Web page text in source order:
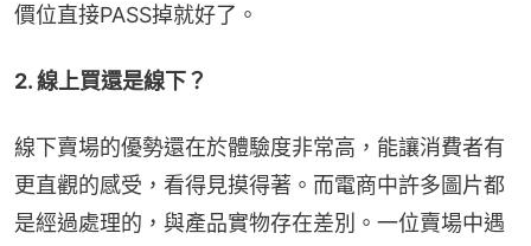
價位直接PASS掉就好了。
2. 線上買還是線下？
線下賣場的優勢還在於體驗度非常高，能讓消費者有
更直觀的感受，看得見摸得著。而電商中許多圖片都
是經過處理的，與產品實物存在差別。一位賣場中遇